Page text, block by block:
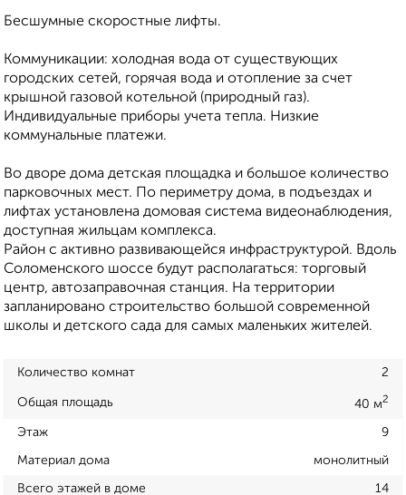
Бесшумные скоростные лифты.
Коммуникации: холодная вода от существующих
городских сетей, горячая вода и отопление за счет
крышной газовой котельной (природный газ).
Индивидуальные приборы учета тепла. Низкие
коммунальные платежи.
Во дворе дома детская площадка и большое количество
парковочных мест. По периметру дома, в подъездах и
лифтах установлена домовая система видеонаблюдения,
доступная жильцам комплекса.
Район с активно развивающейся инфраструктурой. Вдоль
Соломенского шоссе будут располагаться: торговый
центр, автозаправочная станция. На территории
запланировано строительство большой современной
школы и детского сада для самых маленьких жителей.
Количество комнат 2
Общая площадь 40 м2
Этаж 9
Материал дома монолитный
Всего этажей в доме 14